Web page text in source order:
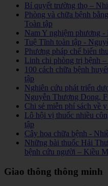
Bí quyết trường thọ –
Phòng và chữa bệnh
Toàn tập
Nam Y nghiệm phương
Tuệ Tĩnh toàn tập -
Phương pháp chế biến
Linh chi phòng trị bệnh
100 cách chữa bệnh
tập
Nghiên cứu phát triển
Nguyễn Thượng Dong,
Chi sẻ miễn phí sách về
Lô hội vị thuốc nhiều
tập
Cây hoa chữa bệnh -
Những bài thuốc Hải
bệnh cứu người – Kiều
Giao thông thông minh